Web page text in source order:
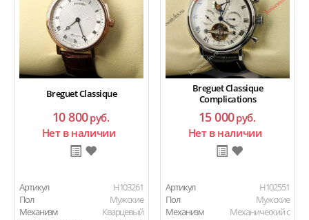
Breguet Classique
10 800руб.
Нет в наличии
Артикул
H103261
Пол
Мужские
Механизм
Кварцевый
Breguet Classique
Complications
15 000руб.
Нет в наличии
Артикул
H102551
Пол
Мужские
Механизм
Механический с